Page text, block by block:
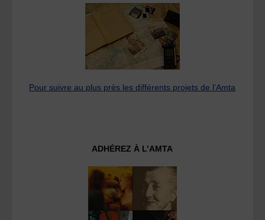
Pour suivre au plus près les différents projets de l’Amta
ADHÉREZ À L’AMTA